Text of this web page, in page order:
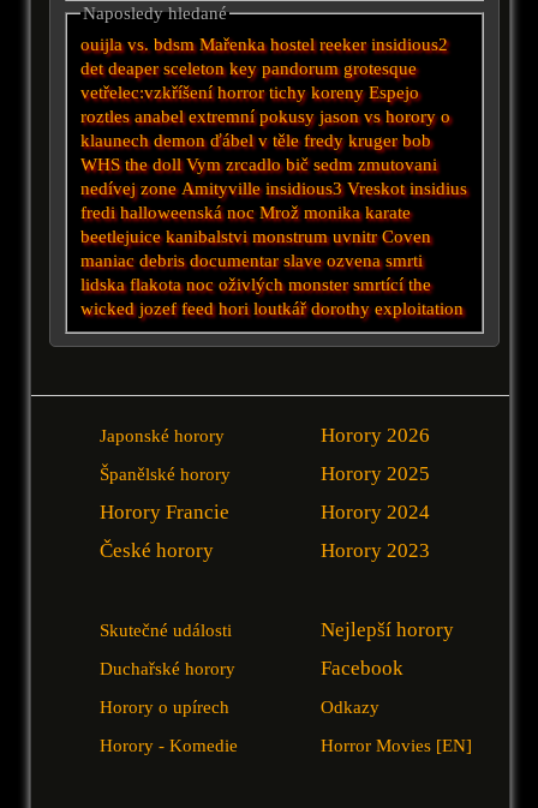
Naposledy hledané
ouijla vs. bdsm Mařenka hostel reeker insidious2
det deaper sceleton key pandorum grotesque
vetřelec:vzkříšení horror tichy koreny Espejo
roztles anabel extremní pokusy jason vs horory o
klaunech demon ďábel v těle fredy kruger bob
WHS the doll Vym zrcadlo bič sedm zmutovani
nedívejzoneAmityville insidious3 Vreskot insidius
fredi halloweenská nocMrož monika karate
beetlejuice kanibalstvi monstrum uvnitr Coven
maniac debris documentar slave ozvena smrti
lidska flakota noc oživlých monster smrtící the
wicked jozef feed hori loutkář dorothy exploitation
Japonské horory
Španělské horory
Horory Francie
České horory
Horory 2026
Horory 2025
Horory 2024
Horory 2023
Skutečné události
Duchařské horory
Horory o upírech
Horory - Komedie
Nejlepší horory
Facebook
Odkazy
Horror Movies [EN]